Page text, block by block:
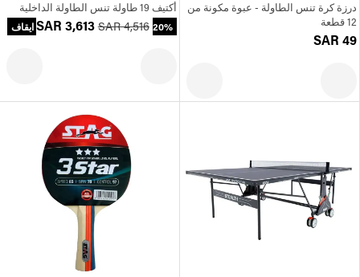
درزة كرة تنس الطاولة - عبوة مكونة من
12 قطعة
SAR 49
أكتيف 19 طاولة تنس الطاولة الداخلية
SAR 3,613 SAR 4,516 20% ايقاف